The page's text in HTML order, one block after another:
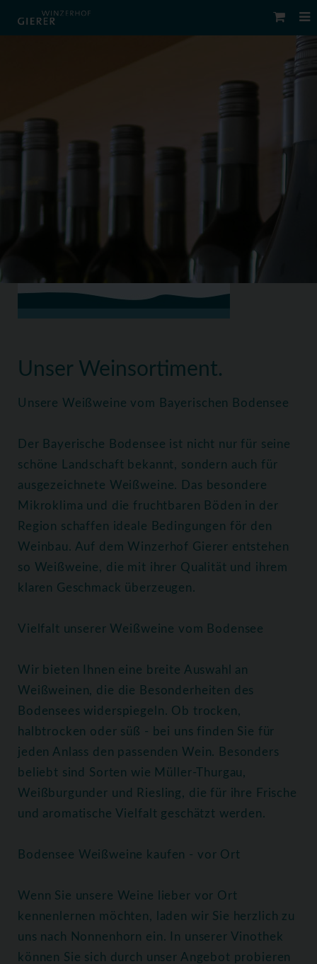
Unser Weinsortiment.
Unsere Weißweine vom Bayerischen Bodensee
Der Bayerische Bodensee ist nicht nur für seine
schöne Landschaft bekannt, sondern auch für
ausgezeichnete Weißweine. Das besondere
Mikroklima und die fruchtbaren Böden in der
Region schaffen ideale Bedingungen för den
Weinbau. Auf dem Winzerhof Gierer entstehen
so Weißweine, die mit ihrer Qualität und ihrem
klaren Geschmack überzeugen.
Vielfalt unserer Weißweine vom Bodensee
Wir bieten Ihnen eine breite Auswahl an
Weißweinen, die die Besonderheiten des
Bodensees widerspiegeln. Ob trocken,
halbtrocken oder süß - bei uns finden Sie für
jeden Anlass den passenden Wein. Besonders
beliebt sind Sorten wie Müller-Thurgau,
Weißburgunder und Riesling, die für ihre Frische
und aromatische Vielfalt geschätzt werden.
Bodensee Weißweine kaufen - vor Ort
Wenn Sie unsere Weine lieber vor Ort
kennenlernen möchten, laden wir Sie herzlich zu
uns nach Nonnenhorn ein. In unserer Vinothek
können Sie sich durch unser Angebot probieren